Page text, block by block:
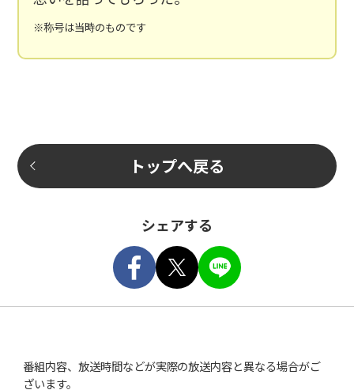
※称号は当時のものです
トップへ戻る
シェアする
FacebookTweetLINE
番組内容、放送時間などが実際の放送内容と異なる場合がご
ざいます。